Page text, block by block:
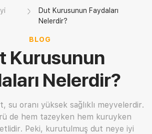
Dut Kurusunun Faydaları
Nelerdir?
BLOG
Kurusunun
Nelerdir?
su oranı yüksek sağlıklı meyvelerdir.
de hem tazeyken hem kuruyken
Peki, kurutulmuş dut neye iyi